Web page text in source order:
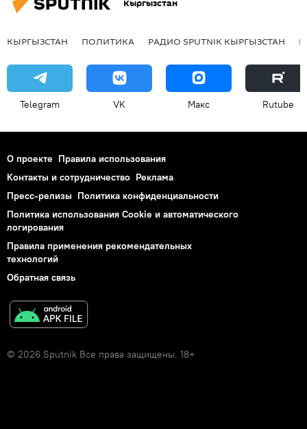
Кыргызстан
КЫРГЫЗСТАН ПОЛИТИКА РАДИО SPUTNIK КЫРГЫЗСТАН
Telegram VK Макс Rutube
О проекте Правила использования
Контакты и сотрудничество Реклама
Пресс-релизы Политика конфиденциальности
Политика использования Cookie и автоматического
логирования
Правила применения рекомендательных
технологий
Обратная связь
© 2026 Sputnik Все права защищены. 18+